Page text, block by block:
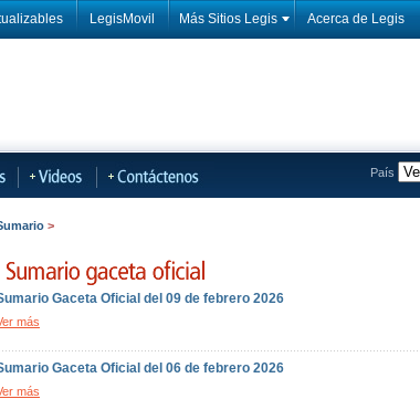
LegisMovil Más Sitios Legis Acerca de Legis
País
>
Gaceta Oficial del 09 de febrero 2026
más
Gaceta Oficial del 06 de febrero 2026
más